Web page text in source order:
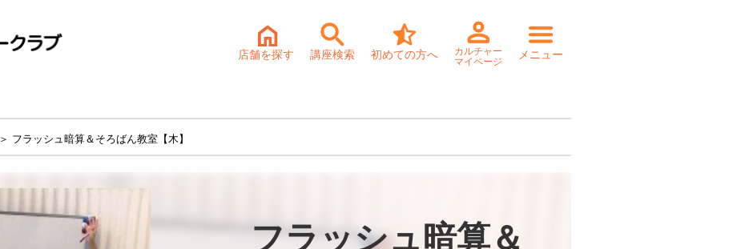
店舗を探す 講座検索 初めての方へ
カルチャー
マイページ
メニュー
＞ フラッシュ暗算＆そろばん教室【木】
フラッシュ暗算＆